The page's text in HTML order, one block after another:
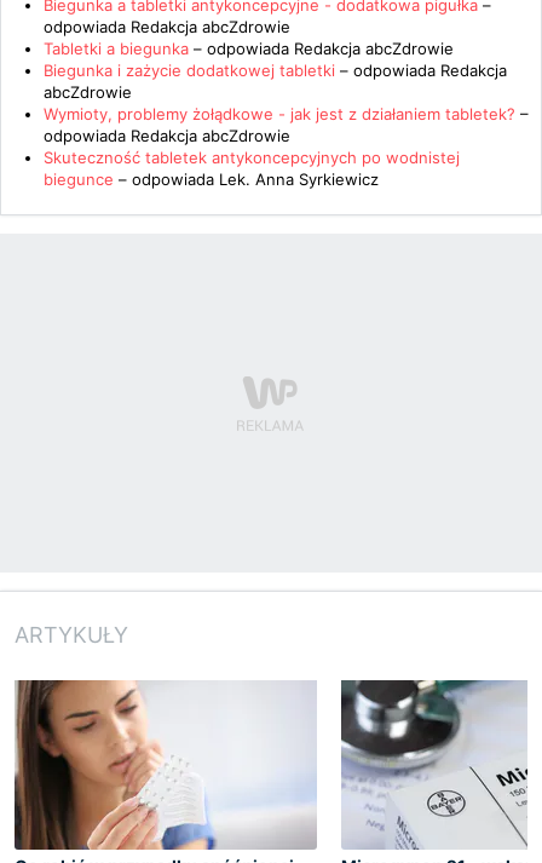
Biegunka a tabletki antykoncepcyjne - dodatkowa pigułka –
odpowiada Redakcja abcZdrowie
Tabletki a biegunka – odpowiada Redakcja abcZdrowie
Biegunka i zażycie dodatkowej tabletki – odpowiada Redakcja
abcZdrowie
Wymioty, problemy żołądkowe - jak jest z działaniem tabletek? –
odpowiada Redakcja abcZdrowie
Skuteczność tabletek antykoncepcyjnych po wodnistej
biegunce – odpowiada Lek. Anna Syrkiewicz
ARTYKUŁY